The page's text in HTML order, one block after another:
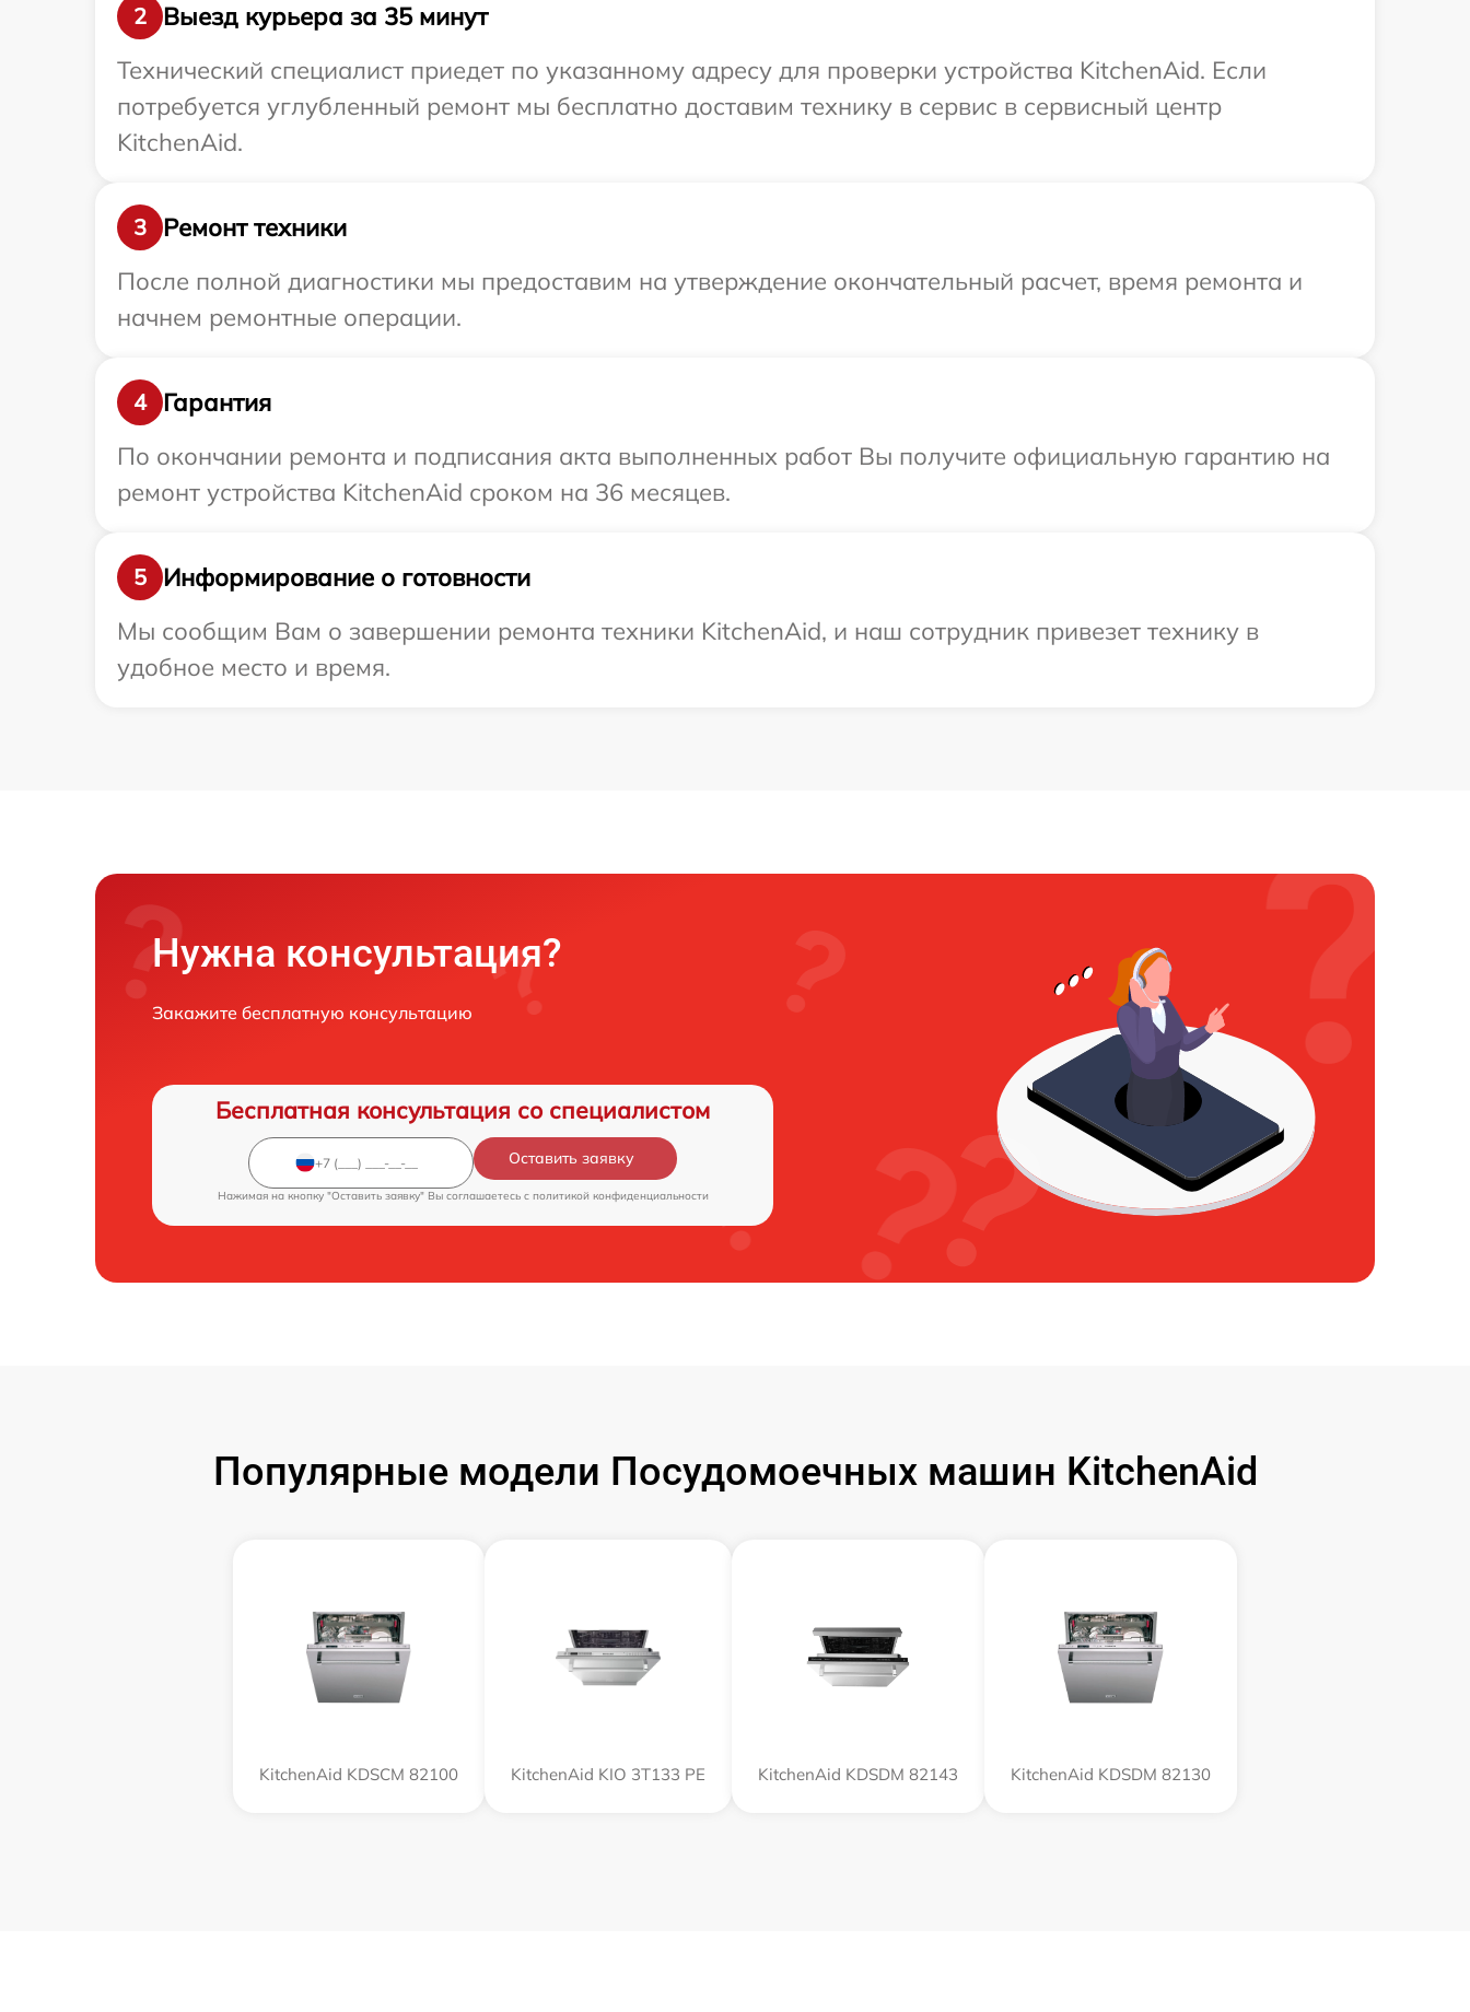
2
Выезд курьера за 35 минут
Технический специалист приедет по указанному адресу для проверки устройства KitchenAid. Если
потребуется углубленный ремонт мы бесплатно доставим технику в сервис в сервисный центр
KitchenAid.
3
Ремонт техники
После полной диагностики мы предоставим на утверждение окончательный расчет, время ремонта и
начнем ремонтные операции.
4
Гарантия
По окончании ремонта и подписания акта выполненных работ Вы получите официальную гарантию на
ремонт устройства KitchenAid сроком на 36 месяцев.
5
Информирование о готовности
Мы сообщим Вам о завершении ремонта техники KitchenAid, и наш сотрудник привезет технику в
удобное место и время.
Нужна консультация?
Закажите бесплатную консультацию
Бесплатная консультация со специалистом
Оставить заявку
Нажимая на кнопку "Оставить заявку" Вы соглашаетесь c политикой конфиденциальности
Популярные модели Посудомоечных машин KitchenAid
KitchenAid KDSCM 82100 KitchenAid KIO 3T133 PE KitchenAid KDSDM 82143 KitchenAid KDSDM 82130